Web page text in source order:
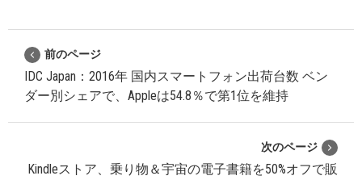
前のページ
IDC Japan：2016年 国内スマートフォン出荷台数 ベン
ダー別シェアで、Appleは54.8％で第1位を維持
次のページ
Kindleストア、乗り物＆宇宙の電子書籍を50%オフで販